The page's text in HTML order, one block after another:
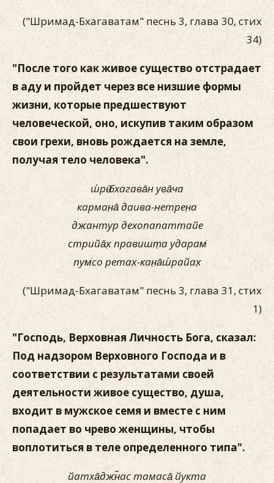
("Шримад-Бхагаватам" песнь 3, глава 30, стих
34)
"После того как живое существо отстрадает
в аду и пройдет через все низшие формы
жизни, которые предшествуют
человеческой, оно, искупив таким образом
свои грехи, вновь рождается на земле,
получая тело человека".
ш́рӣ-бхагава̄н ува̄ча
карман̣а̄ даива-нетрен̣а
джантур дехопапаттайе
стрийа̄х̣ правишт̣а ударам̇
пум̇со ретах̣-кан̣а̄ш́райах̣
("Шримад-Бхагаватам" песнь 3, глава 31, стих
1)
"Господь, Верховная Личность Бога, сказал:
Под надзором Верховного Господа и в
соответствии с результатами своей
деятельности живое существо, душа,
входит в мужское семя и вместе с ним
попадает во чрево женщины, чтобы
воплотиться в теле определенного типа".
йатха̄джн̃ас тамаса̄ йукта